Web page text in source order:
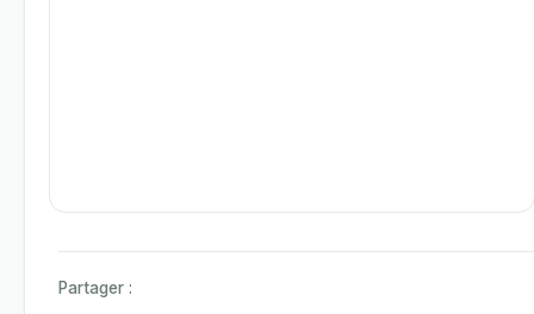
Partager :